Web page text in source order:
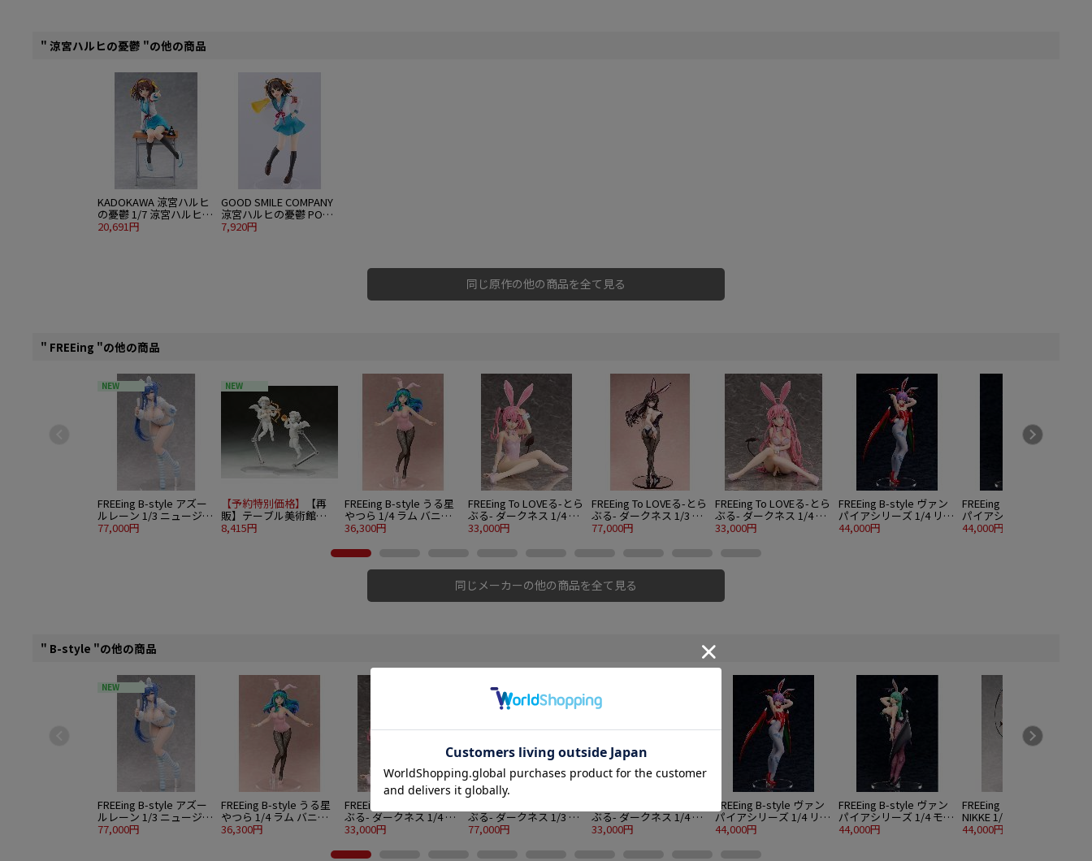
" 涼宮ハルヒの憂鬱 "の他の商品
KADOKAWA 涼宮ハルヒ
の憂鬱 1/7 涼宮ハルヒ
アニメ20周年記念ver.
20,691円
GOOD SMILE COMPANY
涼宮ハルヒの憂鬱 POP
UP PARADE 涼宮ハルヒ
7,920円
同じ原作の他の商品を全て見る
" FREEing "の他の商品
NEW
FREEing B-style アズー
ルレーン 1/3 ニュージャ
ージー 交流宿舎Ver.（決
77,000円
NEW
【予約特別価格】 【再
販】テーブル美術館
figma 天使像
8,415円
FREEing B-style うる星
やつら 1/4 ラム バニー
Ver.
36,300円
FREEing To LOVEる-とら
ぶる- ダークネス 1/4 ナ
ナ・アスタ・デビルーク
33,000円
FREEing To LOVEる-とら
ぶる- ダークネス 1/3 古
手川唯 バニーVer.（決済
77,000円
FREEing To LOVEる-とら
ぶる- ダークネス 1/4 ラ
ラ・サタリン・デビルー
33,000円
FREEing B-style ヴァン
パイアシリーズ 1/4 リリ
ス バニーVer.
44,000円
FREEing B-style ヴァン
パイアシリーズ 1/4 モリ
ガン バニーVer.
44,000円
同じメーカーの他の商品を全て見る
" B-style "の他の商品
NEW
FREEing B-style アズー
ルレーン 1/3 ニュージャ
ージー 交流宿舎Ver.（決
77,000円
FREEing B-style うる星
やつら 1/4 ラム バニー
Ver.
36,300円
FREEing To LOVEる-とら
ぶる- ダークネス 1/4 ナ
ナ・アスタ・デビルーク
33,000円
ぶる- ダークネス 1/3 古
手川唯 バニーVer.（決済
77,000円
ぶる- ダークネス 1/4 ラ
ラ・サタリン・デビルー
33,000円
FREEing B-style ヴァン
パイアシリーズ 1/4 リリ
ス バニーVer.
44,000円
FREEing B-style ヴァン
パイアシリーズ 1/4 モリ
ガン バニーVer.
44,000円
FREEing 勝利の女神：
NIKKE 1/4 ベイ - ラディ
アントラビット
44,000円